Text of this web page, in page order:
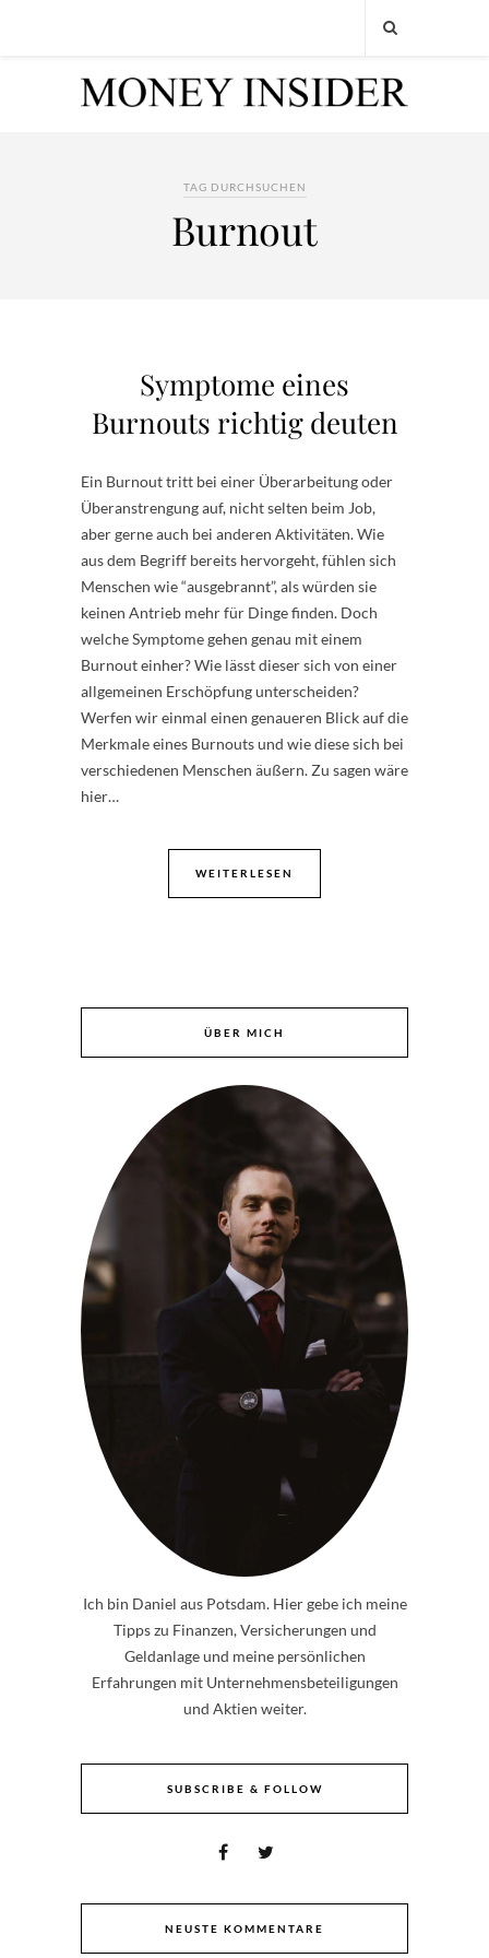
TAG DURCHSUCHEN
Burnout
Symptome eines
Burnouts richtig deuten
Ein Burnout tritt bei einer Überarbeitung oder
Überanstrengung auf, nicht selten beim Job,
aber gerne auch bei anderen Aktivitäten. Wie
aus dem Begriff bereits hervorgeht, fühlen sich
Menschen wie “ausgebrannt”, als würden sie
keinen Antrieb mehr für Dinge finden. Doch
welche Symptome gehen genau mit einem
Burnout einher? Wie lässt dieser sich von einer
allgemeinen Erschöpfung unterscheiden?
Werfen wir einmal einen genaueren Blick auf die
Merkmale eines Burnouts und wie diese sich bei
verschiedenen Menschen äußern. Zu sagen wäre
hier…
WEITERLESEN
ÜBER MICH
Ich bin Daniel aus Potsdam. Hier gebe ich meine
Tipps zu Finanzen, Versicherungen und
Geldanlage und meine persönlichen
Erfahrungen mit Unternehmensbeteiligungen
und Aktien weiter.
SUBSCRIBE & FOLLOW
NEUSTE KOMMENTARE